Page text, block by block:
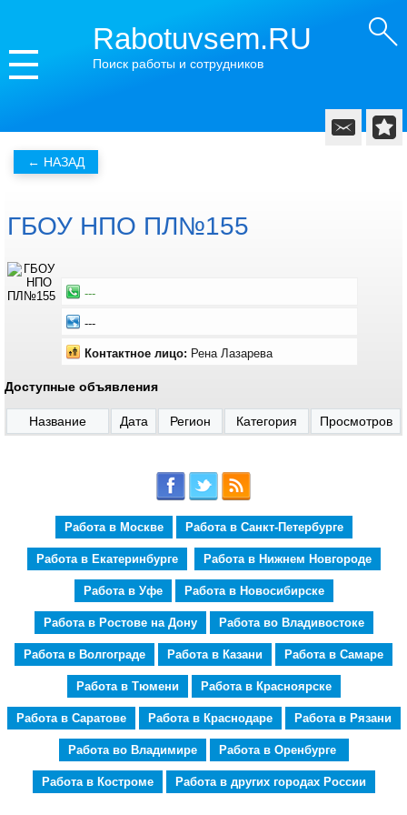
Rabotuvsem.RU
Поиск работы и сотрудников
ГБОУ НПО ПЛ№155
---
---
Контактное лицо: Рена Лазарева
Доступные объявления
Название Дата Регион Категория Просмотров
Работа в Москве Работа в Санкт-Петербурге
Работа в Екатеринбурге Работа в Нижнем Новгороде
Работа в Уфе Работа в Новосибирске
Работа в Ростове на Дону Работа во Владивостоке
Работа в Волгограде Работа в Казани Работа в Самаре
Работа в Тюмени Работа в Красноярске
Работа в Саратове Работа в Краснодаре Работа в Рязани
Работа во Владимире Работа в Оренбурге
Работа в Костроме Работа в других городах России